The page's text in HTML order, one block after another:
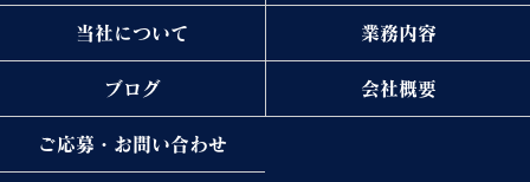
当社について 業務内容
ブログ 会社概要
ご応募・お問い合わせ